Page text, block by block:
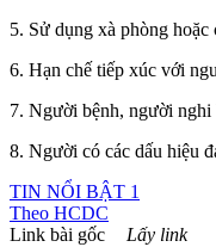
5. Sử dụng xà phòng hoặc
6. Hạn chế tiếp xúc với
7. Người bệnh, người nghi
8. Người có các dấu hiệu
TIN NỔI BẬT 1
Theo HCDC
Link bài gốc
Lấy link